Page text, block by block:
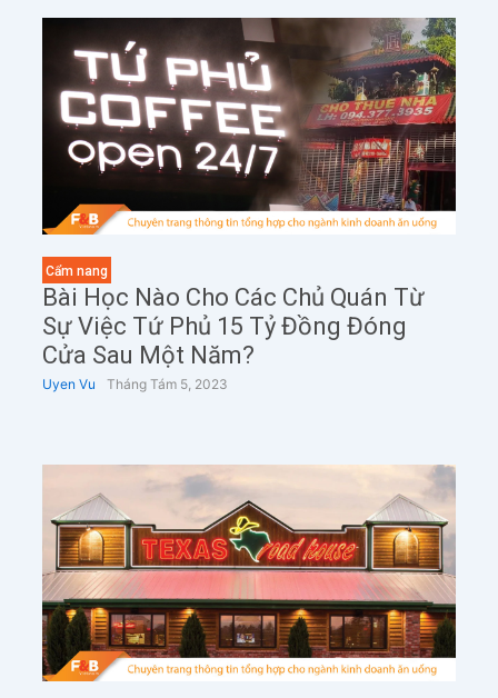
Cẩm nang
Bài Học Nào Cho Các Chủ Quán Từ
Sự Việc Tứ Phủ 15 Tỷ Đồng Đóng
Cửa Sau Một Năm?
Uyen Vu Tháng Tám 5, 2023